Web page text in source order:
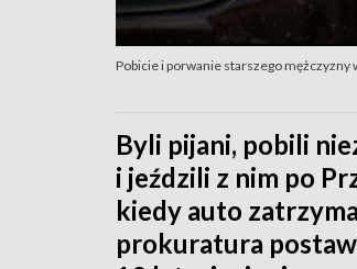
Pobicie i porwanie starszego mężczyzny
Byli pijani, pobili
i jeździli z nim po
kiedy auto
prokuratura